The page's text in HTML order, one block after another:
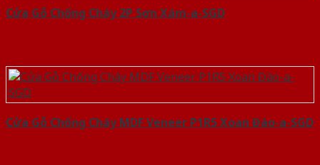
Cửa Gỗ Chống Cháy 2P Sơn Xám-a-SGD
Cửa Gỗ Chống Cháy MDF Veneer P1R5 Xoan Đào-a-SGD